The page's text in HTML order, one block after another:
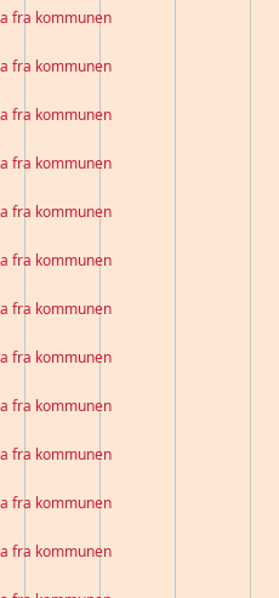
fra kommunen
fra kommunen
fra kommunen
fra kommunen
fra kommunen
fra kommunen
fra kommunen
fra kommunen
fra kommunen
fra kommunen
fra kommunen
fra kommunen